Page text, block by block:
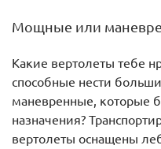
Мощные или
Какие вертолеты тебе
способные нести
маневренные, которые
назначения?
вертолеты оснащены